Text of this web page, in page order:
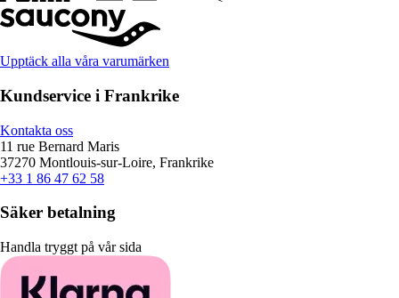
Upptäck alla våra varumärken
Kundservice i Frankrike
Kontakta oss
11 rue Bernard Maris
37270 Montlouis-sur-Loire, Frankrike
+33 1 86 47 62 58
Säker betalning
Handla tryggt på vår sida